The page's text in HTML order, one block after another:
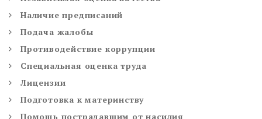
Наличие предписаний
Подача жалобы
Противодействие коррупции
Специальная оценка труда
Лицензии
Подготовка к материнству
Помощь пострадавшим от насилия